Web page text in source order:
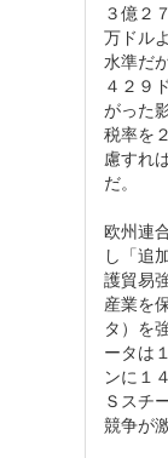
３億２
万ドル
水準だ
４２９
がった
税率を
慮すれ
だ。
欧州連
し「追
護貿易
産業を
タ）を
ータは
ンに１
Ｓスチ
競争が